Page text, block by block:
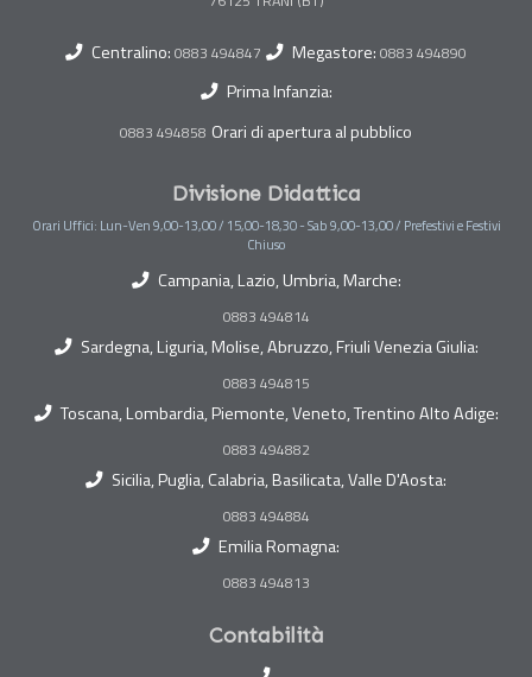
Centralino: 0883 494847 Megastore: 0883 494890
Prima Infanzia:
0883 494858 Orari di apertura al pubblico
Divisione Didattica
Orari Uffici: Lun-Ven 9,00-13,00 / 15,00-18,30 - Sab 9,00-13,00 / Prefestivi e Festivi
Chiuso
Campania, Lazio, Umbria, Marche:
0883 494814
Sardegna, Liguria, Molise, Abruzzo, Friuli Venezia Giulia:
0883 494815
Toscana, Lombardia, Piemonte, Veneto, Trentino Alto Adige:
0883 494882
Sicilia, Puglia, Calabria, Basilicata, Valle D'Aosta:
0883 494884
Emilia Romagna:
0883 494813
Contabilità